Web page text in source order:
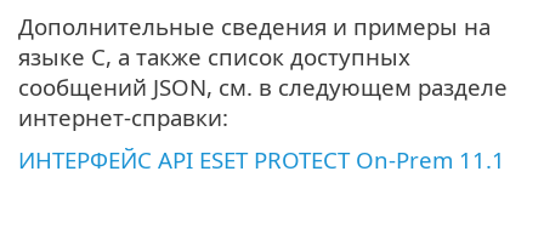
Дополнительные сведения и примеры на
языке C, а также список доступных
сообщений JSON, см. в следующем разделе
интернет-справки:
ИНТЕРФЕЙС API ESET PROTECT On-Prem 11.1